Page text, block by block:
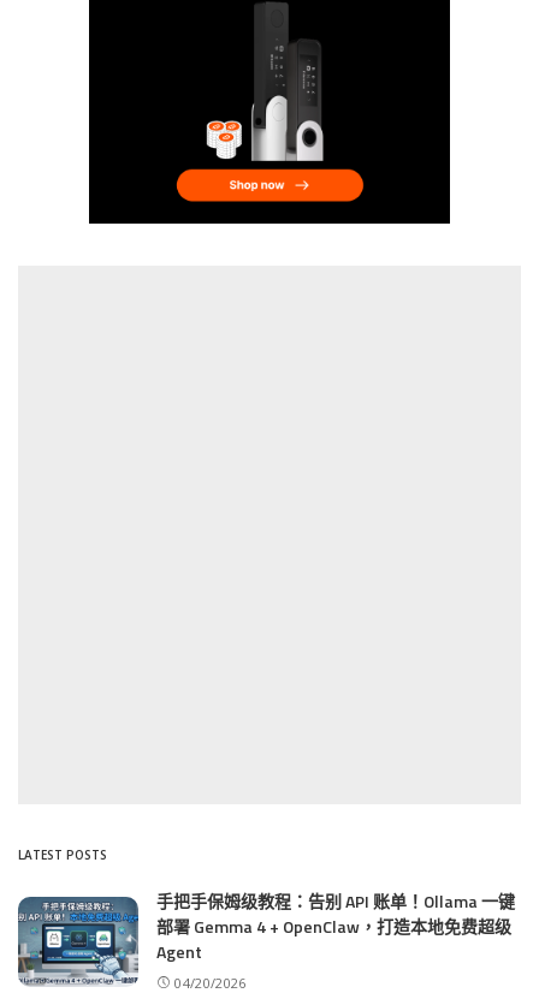
LATEST POSTS
手把手保姆级教程：告别 API 账单！Ollama 一键
部署 Gemma 4 + OpenClaw，打造本地免费超级
Agent
04/20/2026